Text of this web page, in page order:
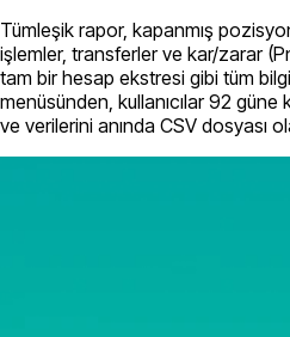
Tümleşik rapor, kapanmış
işlemler, transferler ve kar/zarar
tam bir hesap ekstresi gibi tüm
menüsünden, kullanıcılar 92 güne
ve verilerini anında CSV dosyası